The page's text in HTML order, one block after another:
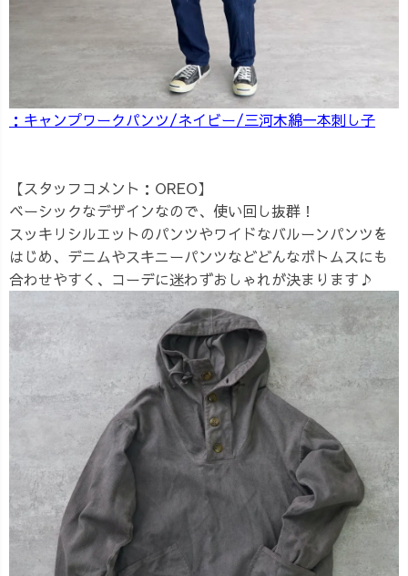
：キャンプワークパンツ/ネイビー/三河木綿一本刺し子
【スタッフコメント：OREO】
ベーシックなデザインなので、使い回し抜群！
スッキリシルエットのパンツやワイドなバルーンパンツを
はじめ、デニムやスキニーパンツなどどんなボトムスにも
合わせやすく、コーデに迷わずおしゃれが決まります♪